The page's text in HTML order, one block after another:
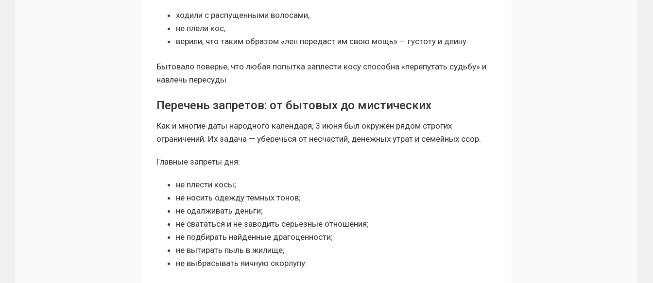
ходили с распущенными волосами,
не плели кос,
верили, что таким образом «лен передаст им свою мощь» — густоту и длину.
Бытовало поверье, что любая попытка заплести косу способна «перепутать судьбу» и
навлечь пересуды.
Перечень запретов: от бытовых до мистических
Как и многие даты народного календаря, 3 июня был окружен рядом строгих
ограничений. Их задача — уберечься от несчастий, денежных утрат и семейных ссор.
Главные запреты дня:
не плести косы;
не носить одежду тёмных тонов;
не одалживать деньги;
не свататься и не заводить серьезные отношения;
не подбирать найденные драгоценности;
не вытирать пыль в жилище;
не выбрасывать яичную скорлупу.